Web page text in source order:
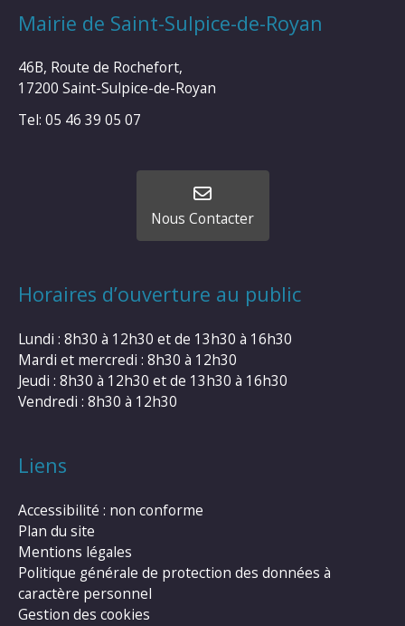
Mairie de Saint-Sulpice-de-Royan
46B, Route de Rochefort,
17200 Saint-Sulpice-de-Royan
Tel: 05 46 39 05 07
Nous Contacter
Horaires d’ouverture au public
Lundi : 8h30 à 12h30 et de 13h30 à 16h30
Mardi et mercredi : 8h30 à 12h30
Jeudi : 8h30 à 12h30 et de 13h30 à 16h30
Vendredi : 8h30 à 12h30
Liens
Accessibilité : non conforme
Plan du site
Mentions légales
Politique générale de protection des données à
caractère personnel
Gestion des cookies